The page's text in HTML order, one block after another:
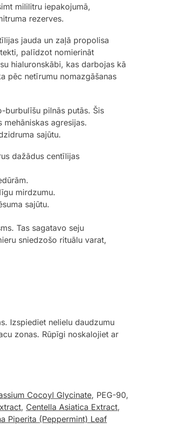
mililitru iepakojumā,
rezerves.
jauda un zaļā propolisa
palīdzot nomierināt
hialuronskābi, kas darbojas kā
pēc netīrumu nomazgāšanas
burbulīšu pilnās putās. Šis
agresijas.
sajūtu.
dažādus centīlijas
mirdzumu.
sajūtu.
Tas sagatavo seju
sniedzošo rituālu varat,
Izspiediet nelielu daudzumu
zonas. Rūpīgi noskalojiet ar
Cocoyl Glycinate, PEG-90,
, Centella Asiatica Extract,
Piperita (Peppermint) Leaf